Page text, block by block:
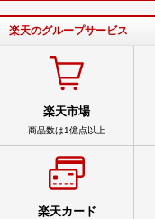
楽天のグループサービス
楽天市場
商品数は1億点以上
楽天カード